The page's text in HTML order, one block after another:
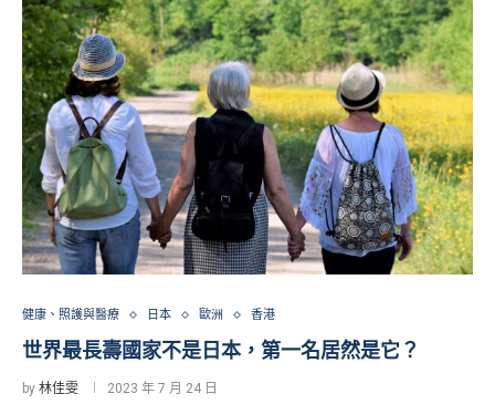
健康、照護與醫療 日本 歐洲 香港
世界最長壽國家不是日本，第一名居然是它？
by 林佳雯 2023 年 7 月 24 日